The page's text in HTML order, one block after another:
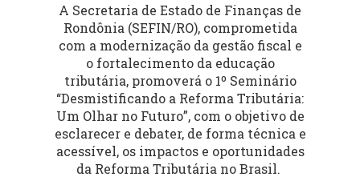
A Secretaria de Estado de Finanças de
Rondônia (SEFIN/RO), comprometida
com a modernização da gestão fiscal e
o fortalecimento da educação
tributária, promoverá o 1º Seminário
“Desmistificando a Reforma Tributária:
Um Olhar no Futuro”, com o objetivo de
esclarecer e debater, de forma técnica e
acessível, os impactos e oportunidades
da Reforma Tributária no Brasil.